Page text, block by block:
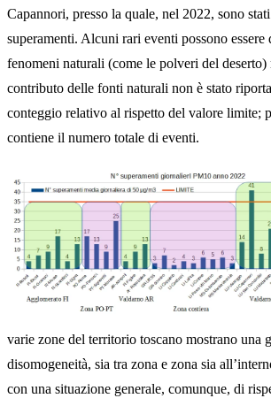
Capannori, presso la quale, nel 2022, sono
superamenti. Alcuni rari eventi possono essere
fenomeni naturali (come le polveri del deserto)
contributo delle fonti naturali non è stato
conteggio relativo al rispetto del valore limite;
contiene il numero totale di eventi.
varie zone del territorio toscano mostrano una
disomogeneità, sia tra zona e zona sia
con una situazione generale, comunque, di